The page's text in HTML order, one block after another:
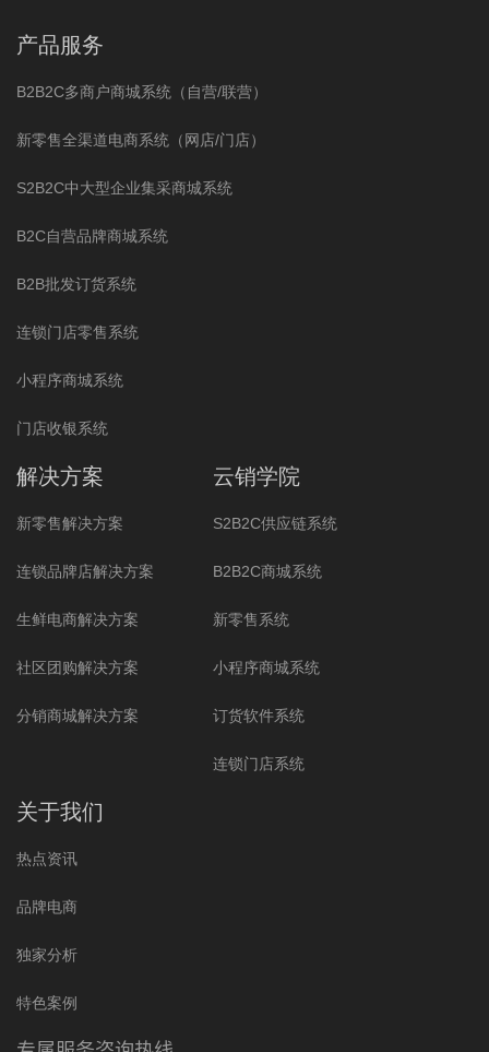
产品服务
B2B2C多商户商城系统（自营/联营）
新零售全渠道电商系统（网店/门店）
S2B2C中大型企业集采商城系统
B2C自营品牌商城系统
B2B批发订货系统
连锁门店零售系统
小程序商城系统
门店收银系统
解决方案
新零售解决方案
连锁品牌店解决方案
生鲜电商解决方案
社区团购解决方案
分销商城解决方案
云销学院
S2B2C供应链系统
B2B2C商城系统
新零售系统
小程序商城系统
订货软件系统
连锁门店系统
关于我们
热点资讯
品牌电商
独家分析
特色案例